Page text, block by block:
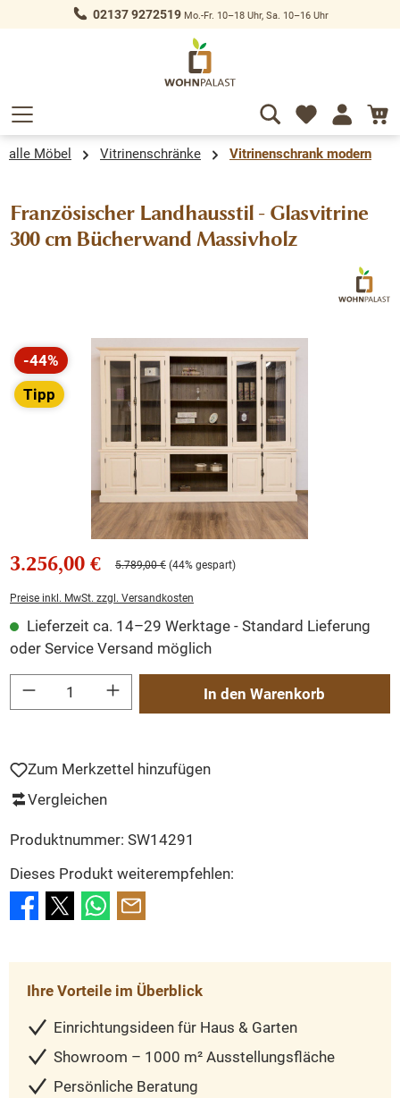
springen 02137 9272519Mo.-Fr. 10–18 Uhr, Sa. 10–16 Uhr
alle Möbel Vitrinenschränke Vitrinenschrank modern
Französischer Landhausstil - Glasvitrine
300 cm Bücherwand Massivholz
Bildergalerie überspringen
-44%
Rabatt
Tipp
3.256,00 € 5.789,00 € (44% gespart)
Preise inkl. MwSt. zzgl. Versandkosten
Lieferzeit ca. 14–29 Werktage - Standard Lieferung
oder Service Versand möglich
Produkt Anzahl: Gib den gewünschten Wert ein oder benutze die Schaltflächen
In den Warenkorb
Zum Merkzettel hinzufügen
Vergleichen
Produktnummer: SW14291
Dieses Produkt weiterempfehlen:
Ihre Vorteile im Überblick
Einrichtungsideen für Haus & Garten
Showroom – 1000 m² Ausstellungsfläche
Persönliche Beratung